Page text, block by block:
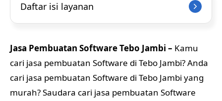
Daftar isi layanan
Jasa Pembuatan Software Tebo Jambi – Kamu
cari jasa pembuatan Software di Tebo Jambi? Anda
cari jasa pembuatan Software di Tebo Jambi yang
murah? Saudara cari jasa pembuatan Software